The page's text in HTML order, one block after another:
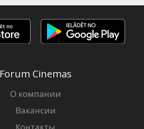
Forum Cinemas
О компании
Вакансии